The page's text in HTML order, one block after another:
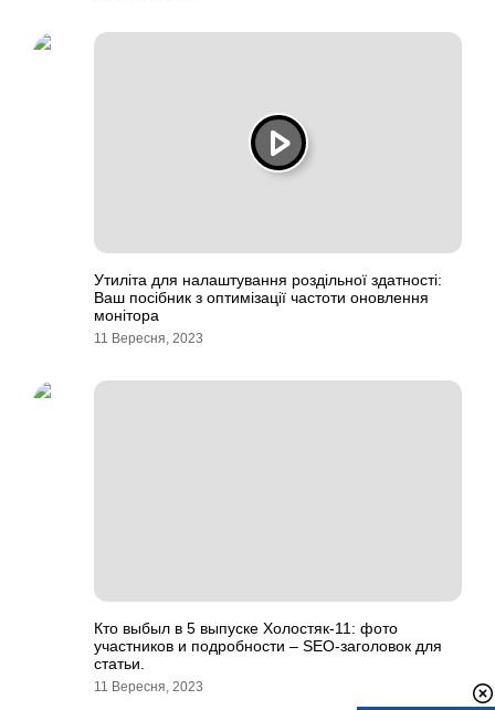
Утиліта для налаштування роздільної здатності:
Ваш посібник з оптимізації частоти оновлення
монітора
11 Вересня, 2023
Кто выбыл в 5 выпуске Холостяк-11: фото
участников и подробности – SEO-заголовок для
статьи.
11 Вересня, 2023